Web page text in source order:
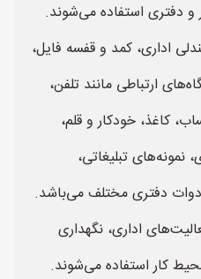
دفتری استفاده می‌شوند.
اداری، کمد و قفسه فایل،
ارتباطی مانند تلفن،
کاغذ، خودکار و قلم،
تبلیغاتی،
دفتری مختلف می‌باشد.
اداری، نگهداری
کار استفاده می‌شوند.